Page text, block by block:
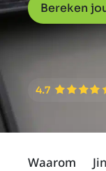
Bereken
Waarom